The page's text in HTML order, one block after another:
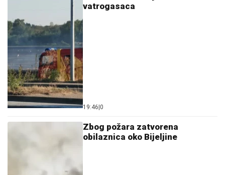
vatrogasaca
19:46 0
Zbog požara zatvorena
obilaznica oko Bijeljine